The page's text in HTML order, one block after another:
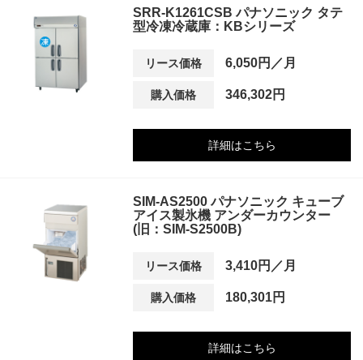
SRR-K1261CSB パナソニック タテ
型冷凍冷蔵庫：KBシリーズ
リース価格 6,050円／月
購入価格 346,302円
詳細はこちら
SIM-AS2500 パナソニック キューブ
アイス製氷機 アンダーカウンター
(旧：SIM-S2500B)
リース価格 3,410円／月
購入価格 180,301円
詳細はこちら